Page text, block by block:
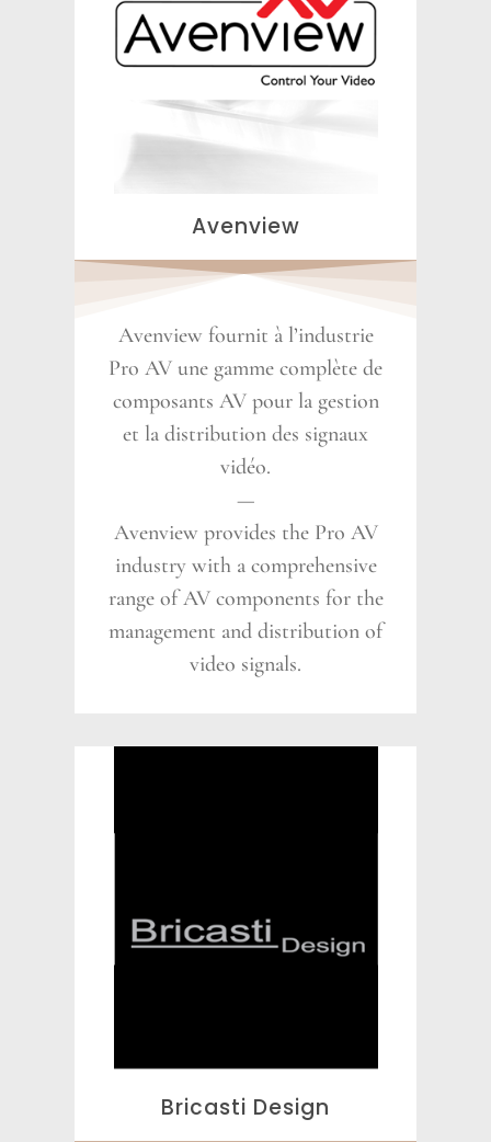
Avenview
Avenview fournit à l’industrie
Pro AV une gamme complète de
composants AV pour la gestion
et la distribution des signaux
vidéo.
—
Avenview provides the Pro AV
industry with a comprehensive
range of AV components for the
management and distribution of
video signals.
Bricasti Design